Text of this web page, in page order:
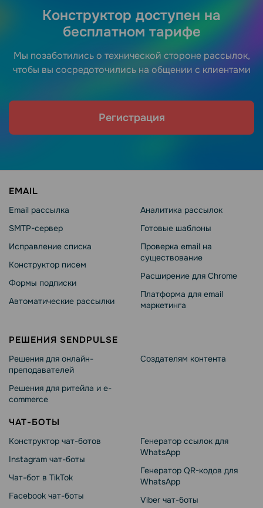
Конструктор доступен на
бесплатном тарифе
Мы позаботились о технической стороне рассылок,
чтобы вы сосредоточились на общении с клиентами
Регистрация
EMAIL
Email рассылка
SMTP-сервер
Исправление списка
Конструктор писем
Формы подписки
Автоматические рассылки
Аналитика рассылок
Готовые шаблоны
Проверка email на
существование
Расширение для Chrome
Платформа для email
маркетинга
РЕШЕНИЯ SENDPULSE
Решения для онлайн-
преподавателей
Решения для ритейла и e-
commerce
Создателям контента
ЧАТ-БОТЫ
Конструктор чат-ботов
Instagram чат-боты
Чат-бот в TikTok
Facebook чат-боты
Генератор ссылок для
WhatsApp
Генератор QR-кодов для
WhatsApp
Viber чат-боты